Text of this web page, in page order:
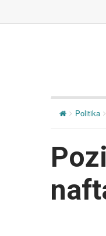
Politika